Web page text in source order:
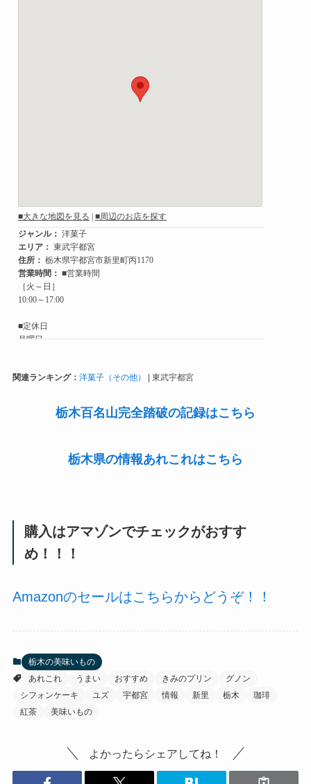
関連ランキング： 洋菓子（その他） | 東武宇都宮
栃木百名山完全踏破の記録はこちら
栃木県の情報あれこれはこちら
購入はアマゾンでチェックがおすす
め！！！
Amazonのセールはこちらからどうぞ！！
栃木の美味いもの
あれこれ
うまい おすすめ きみのプリン
グノン
シフォンケーキ
ユズ 宇都宮 情報 新里 栃木
珈琲
紅茶
美味いもの
よかったらシェアしてね！